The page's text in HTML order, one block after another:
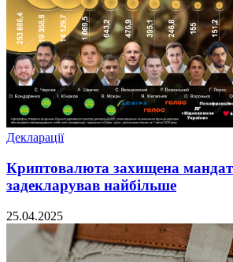
Декларації
Криптовалюта захищена
задекларував найбільше
25.04.2025